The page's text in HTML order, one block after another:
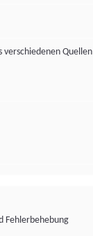
verschiedenen Quellen
Fehlerbehebung